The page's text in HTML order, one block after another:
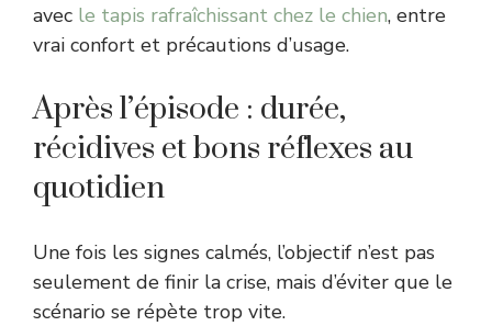
avec le tapis rafraîchissant chez le chien, entre
vrai confort et précautions d’usage.
Après l’épisode : durée,
récidives et bons réflexes au
quotidien
Une fois les signes calmés, l’objectif n’est pas
seulement de finir la crise, mais d’éviter que le
scénario se répète trop vite.